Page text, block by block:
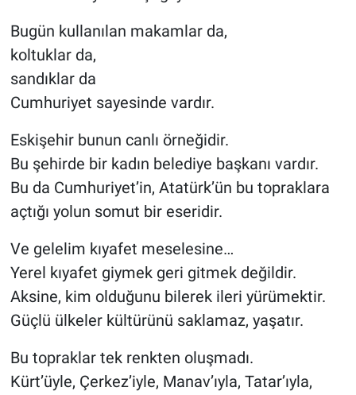
Bugün kullanılan makamlar da,
koltuklar da,
sandıklar da
Cumhuriyet sayesinde vardır.
Eskişehir bunun canlı örneğidir.
Bu şehirde bir kadın belediye başkanı vardır.
Bu da Cumhuriyet’in, Atatürk’ün bu topraklara
açtığı yolun somut bir eseridir.
Ve gelelim kıyafet meselesine…
Yerel kıyafet giymek geri gitmek değildir.
Aksine, kim olduğunu bilerek ileri yürümektir.
Güçlü ülkeler kültürünü saklamaz, yaşatır.
Bu topraklar tek renkten oluşmadı.
Kürt’üyle, Çerkez’iyle, Manav’ıyla, Tatar’ıyla,